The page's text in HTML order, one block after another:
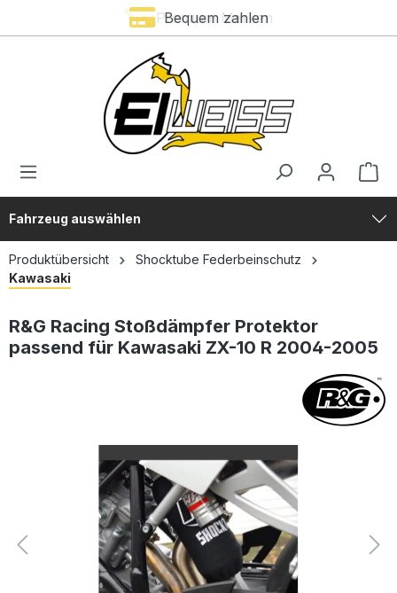
Premium Marken
Bequem zahlen
Fahrzeug auswählen
Produktübersicht
Shocktube Federbeinschutz
Kawasaki
R&G Racing Stoßdämpfer Protektor
passend für Kawasaki ZX-10 R 2004-2005